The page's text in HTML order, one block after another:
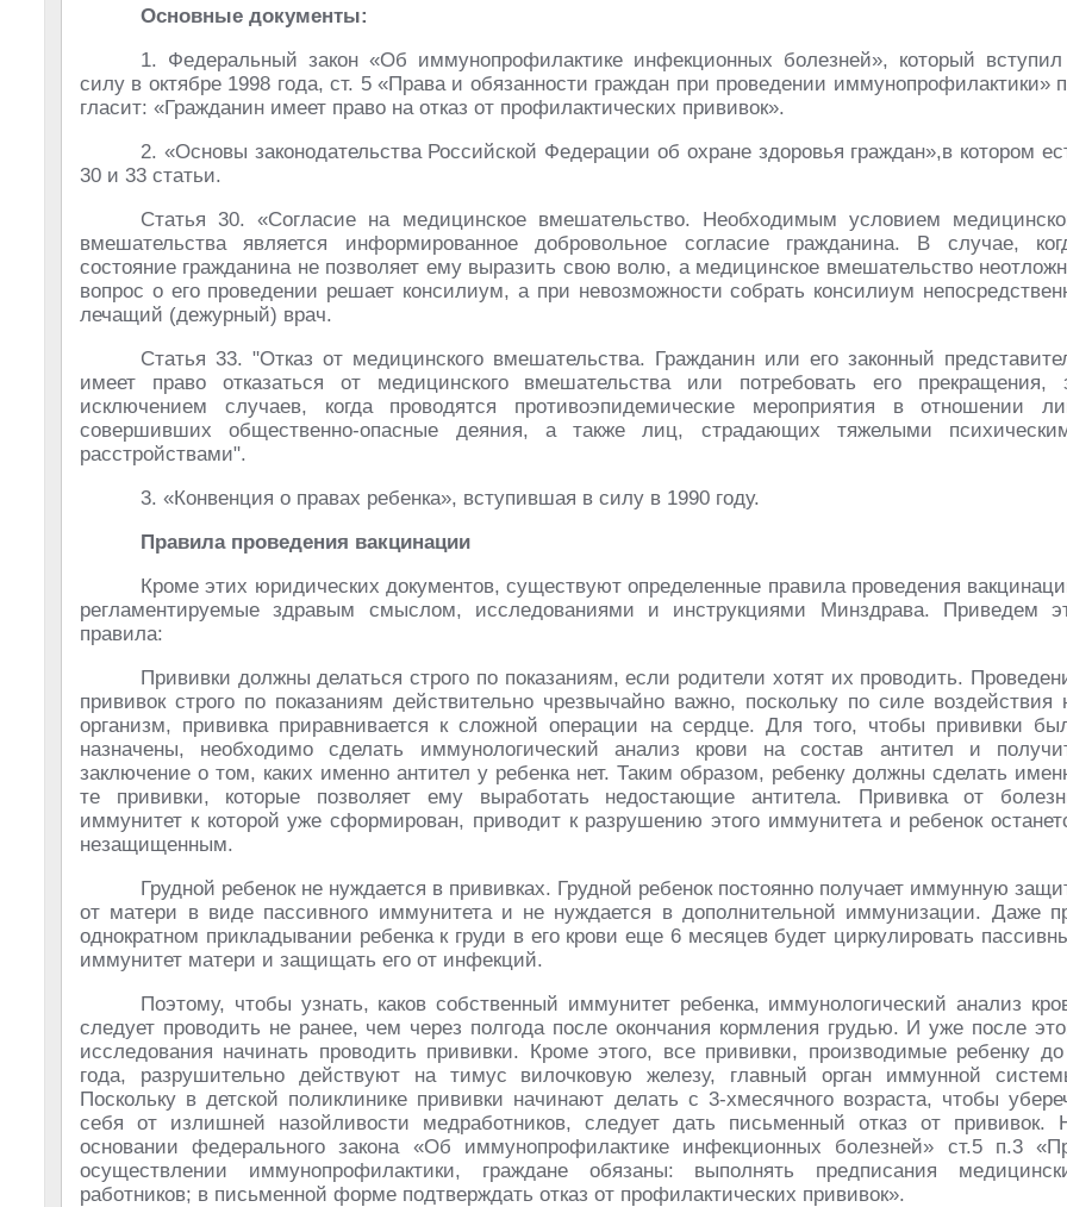
Основные документы:
1. Федеральный закон «Об иммунопрофилактике инфекционных болезней», который
силу в октябре 1998 года, ст. 5 «Права и обязанности граждан при проведении иммунопрофилактики»
гласит: «Гражданин имеет право на отказ от профилактических прививок».
2. «Основы законодательства Российской Федерации об охране здоровья граждан»,в котором
30 и 33 статьи.
Статья 30. «Согласие на медицинское вмешательство. Необходимым условием
вмешательства является информированное добровольное согласие гражданина. В случае,
состояние гражданина не позволяет ему выразить свою волю, а медицинское вмешательство
вопрос о его проведении решает консилиум, а при невозможности собрать консилиум
лечащий (дежурный) врач.
Статья 33. "Отказ от медицинского вмешательства. Гражданин или его законный
имеет право отказаться от медицинского вмешательства или потребовать его прекращения,
исключением случаев, когда проводятся противоэпидемические мероприятия в отношении
совершивших общественно-опасные деяния, а также лиц, страдающих тяжелыми
расстройствами".
3. «Конвенция о правах ребенка», вступившая в силу в 1990 году.
Правила проведения вакцинации
Кроме этих юридических документов, существуют определенные правила проведения
регламентируемые здравым смыслом, исследованиями и инструкциями Минздрава. Приведем
правила:
Прививки должны делаться строго по показаниям, если родители хотят их проводить.
прививок строго по показаниям действительно чрезвычайно важно, поскольку по силе воздействия
организм, прививка приравнивается к сложной операции на сердце. Для того, чтобы прививки
назначены, необходимо сделать иммунологический анализ крови на состав антител и
заключение о том, каких именно антител у ребенка нет. Таким образом, ребенку должны сделать
те прививки, которые позволяет ему выработать недостающие антитела. Прививка от
иммунитет к которой уже сформирован, приводит к разрушению этого иммунитета и ребенок
незащищенным.
Грудной ребенок не нуждается в прививках. Грудной ребенок постоянно получает иммунную
от матери в виде пассивного иммунитета и не нуждается в дополнительной иммунизации. Даже
однократном прикладывании ребенка к груди в его крови еще 6 месяцев будет циркулировать
иммунитет матери и защищать его от инфекций.
Поэтому, чтобы узнать, каков собственный иммунитет ребенка, иммунологический анализ
следует проводить не ранее, чем через полгода после окончания кормления грудью. И уже после
исследования начинать проводить прививки. Кроме этого, все прививки, производимые ребенку
года, разрушительно действуют на тимус вилочковую железу, главный орган иммунной
Поскольку в детской поликлинике прививки начинают делать с 3-хмесячного возраста, чтобы
себя от излишней назойливости медработников, следует дать письменный отказ от прививок.
основании федерального закона «Об иммунопрофилактике инфекционных болезней» ст.5 п.3
осуществлении иммунопрофилактики, граждане обязаны: выполнять предписания
работников; в письменной форме подтверждать отказ от профилактических прививок».